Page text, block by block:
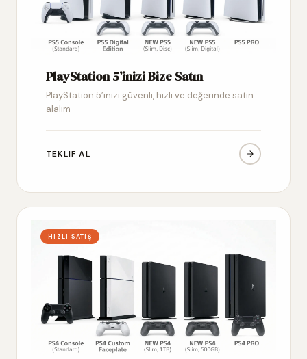
PlayStation 5’inizi Bize Satın
PlayStation 5’inizi güvenli, hızlı ve değerinde satın
alalım
TEKLIF AL
HIZLI SATIŞ